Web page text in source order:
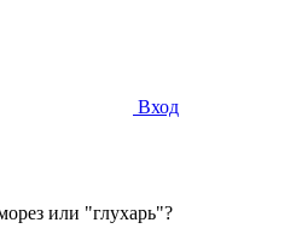
Вход
или "глухарь"?